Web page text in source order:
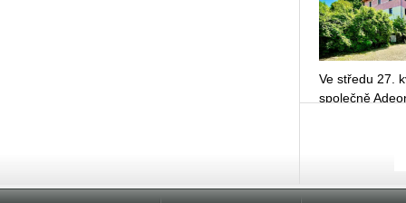
Ve stře­du 27.
spo­leč­ně